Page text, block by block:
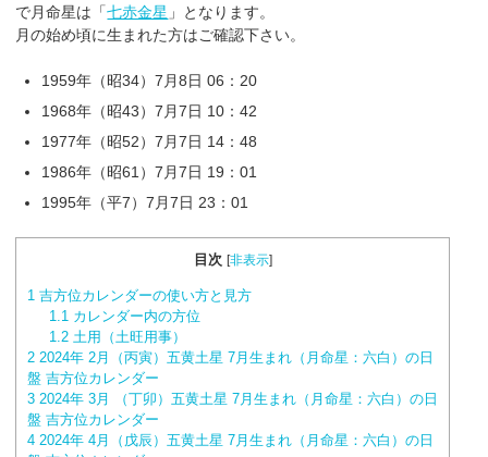
で月命星は「七赤金星 」となります。
月の始め頃に生まれた方はご確認下さい。
1959年（昭34）7月8日 06：20
1968年（昭43）7月7日 10：42
1977年（昭52）7月7日 14：48
1986年（昭61）7月7日 19：01
1995年（平7）7月7日 23：01
目次 [非表示]
1 吉方位カレンダーの使い方と見方
1.1 カレンダー内の方位
1.2 土用（土旺用事）
2 2024年 2月（丙寅）五黄土星 7月生まれ（月命星：六白）の日
盤 吉方位カレンダー
3 2024年 3月 （丁卯）五黄土星 7月生まれ（月命星：六白）の日
盤 吉方位カレンダー
4 2024年 4月（戊辰）五黄土星 7月生まれ（月命星：六白）の日